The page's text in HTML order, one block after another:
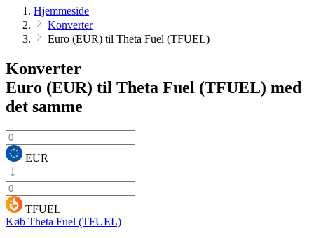
Hjemmeside
Konverter
Euro (EUR) til Theta Fuel (TFUEL)
Konverter
Euro (EUR) til Theta Fuel (TFUEL) med
det samme
EUR
TFUEL
Køb Theta Fuel (TFUEL)